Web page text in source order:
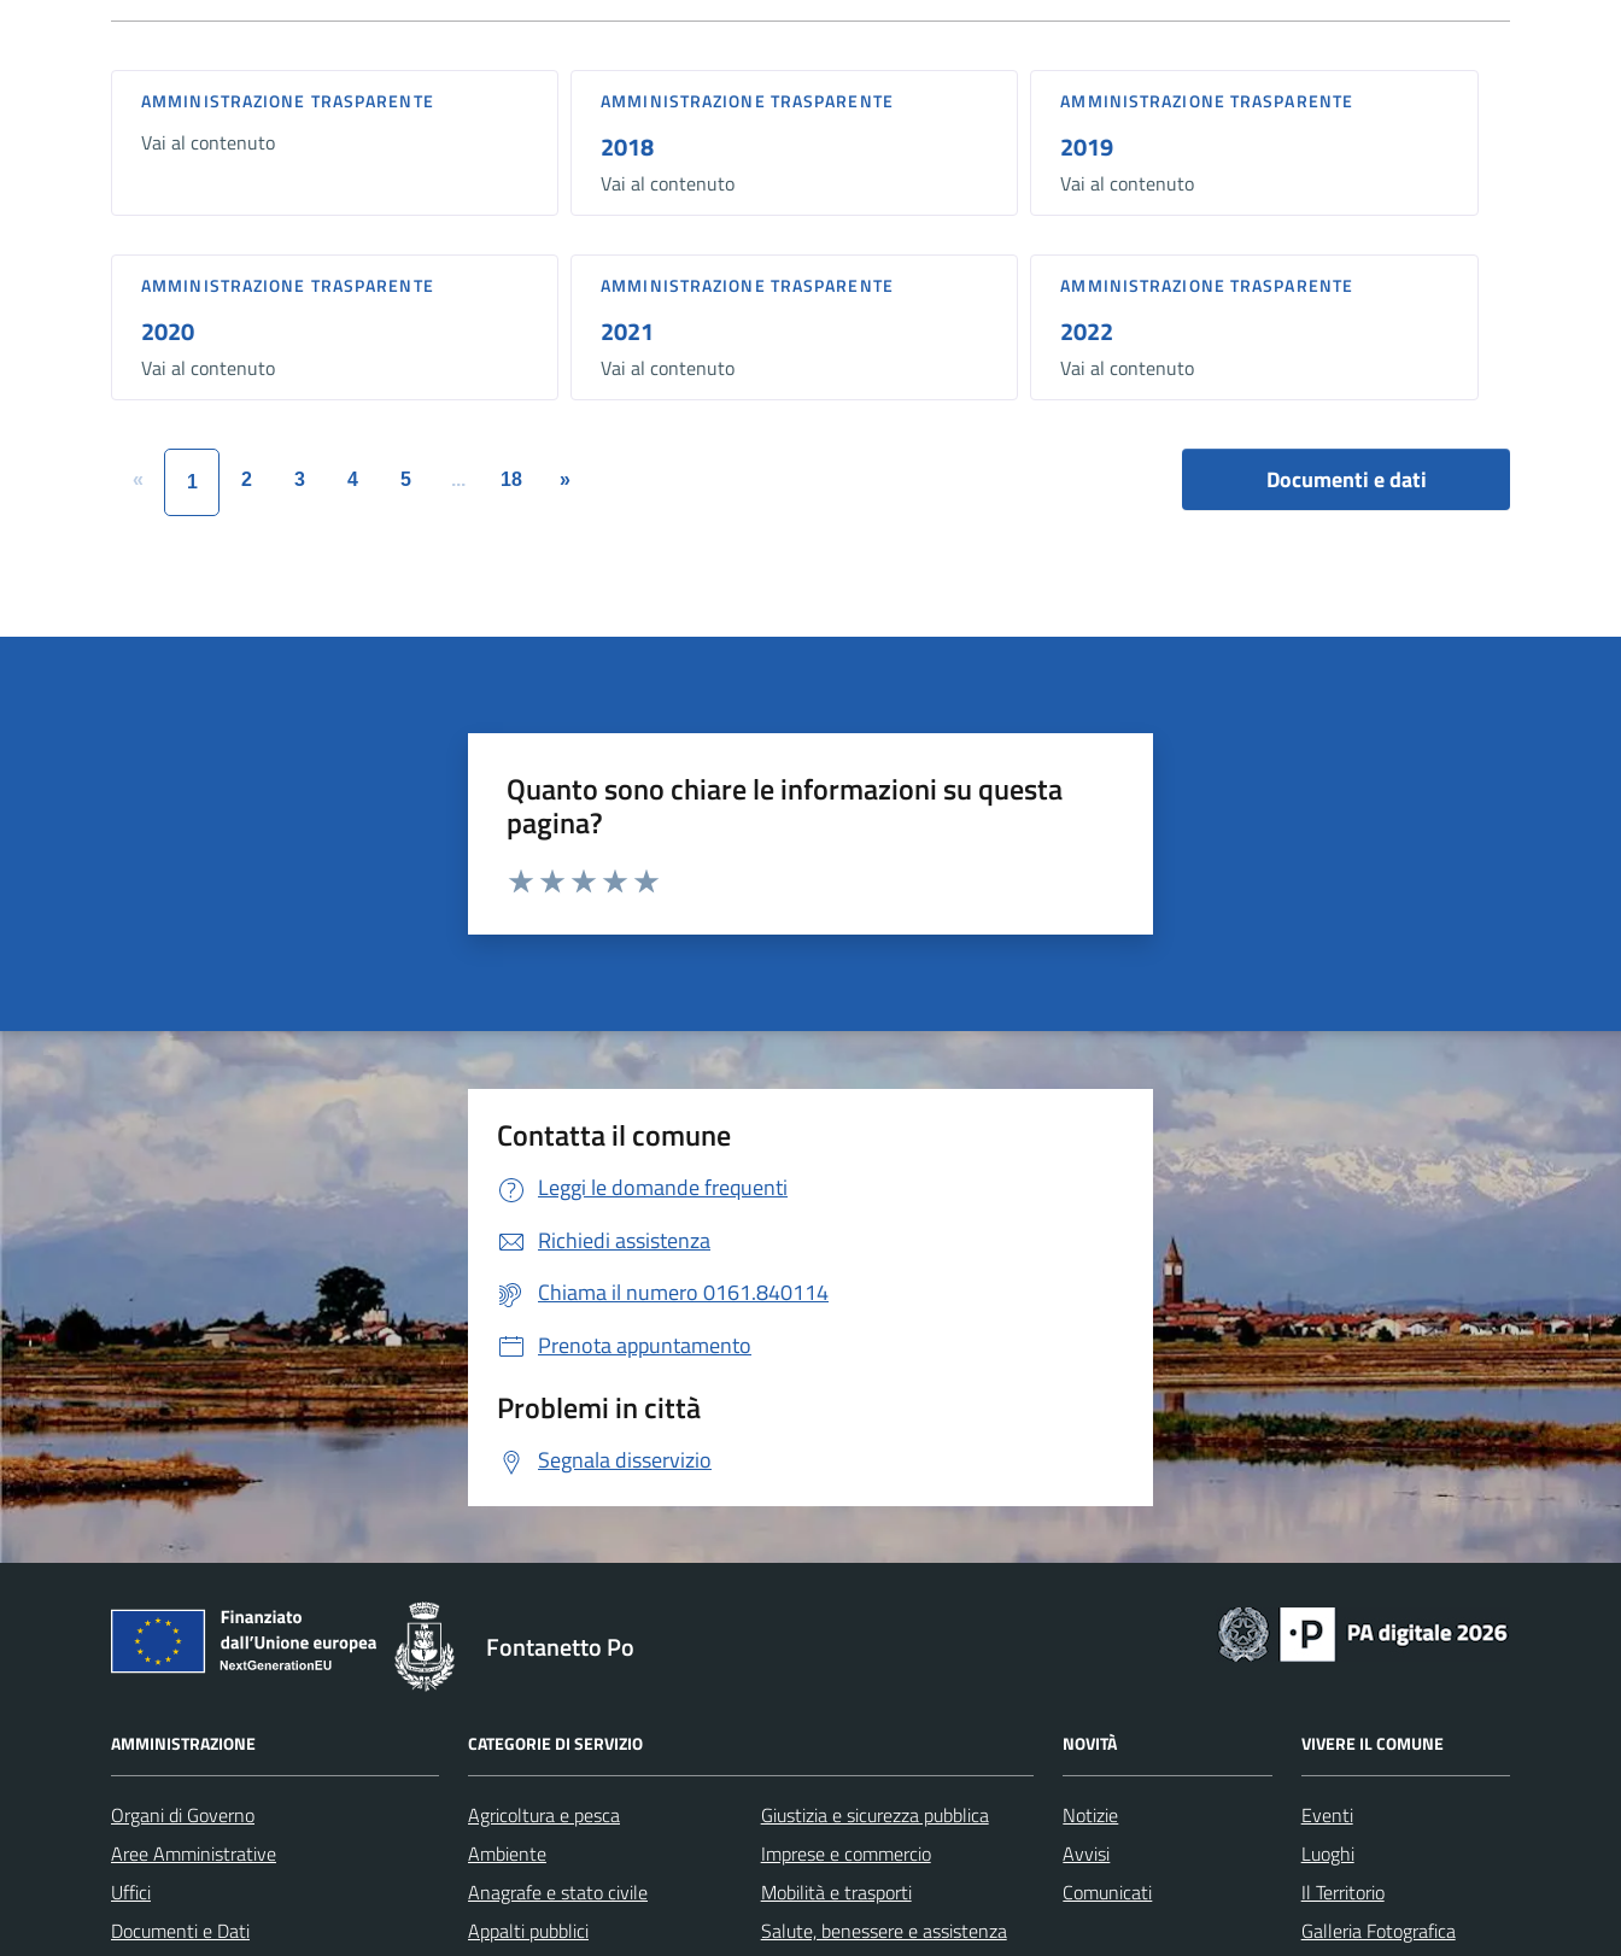
AMMINISTRAZIONE TRASPARENTE
Vai al contenuto
AMMINISTRAZIONE TRASPARENTE
2018
Vai al contenuto
AMMINISTRAZIONE TRASPARENTE
2019
Vai al contenuto
AMMINISTRAZIONE TRASPARENTE
2020
Vai al contenuto
AMMINISTRAZIONE TRASPARENTE
2021
Vai al contenuto
AMMINISTRAZIONE TRASPARENTE
2022
Vai al contenuto
« 1 2 3 4 5 ... 18 » Documenti e dati
Quanto sono chiare le informazioni su questa
pagina?
Valuta da 1 a 5 stelle la pagina
Contatta il comune
Leggi le domande frequenti
Richiedi assistenza
Chiama il numero 0161.840114
Prenota appuntamento
Problemi in città
Segnala disservizio
Fontanetto Po
AMMINISTRAZIONE
Organi di Governo
Aree Amministrative
Uffici
Documenti e Dati
CATEGORIE DI SERVIZIO
Agricoltura e pesca
Ambiente
Anagrafe e stato civile
Appalti pubblici
Giustizia e sicurezza pubblica
Imprese e commercio
Mobilità e trasporti
Salute, benessere e assistenza
NOVITÀ
Notizie
Avvisi
Comunicati
VIVERE IL COMUNE
Eventi
Luoghi
Il Territorio
Galleria Fotografica